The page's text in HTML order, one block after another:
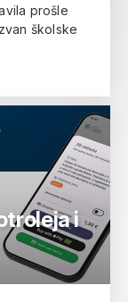
prošle
školske
i